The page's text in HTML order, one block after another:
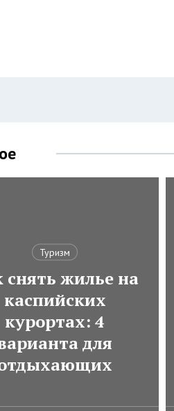
Туризм
снять жилье на
каспийских
курортах: 4
для